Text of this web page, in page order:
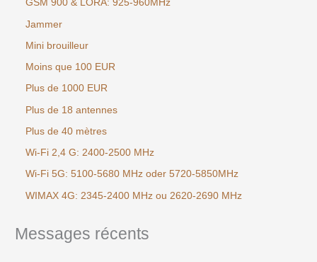
GSM 900 & LORA: 925-960MHz
Jammer
Mini brouilleur
Moins que 100 EUR
Plus de 1000 EUR
Plus de 18 antennes
Plus de 40 mètres
Wi-Fi 2,4 G: 2400-2500 MHz
Wi-Fi 5G: 5100-5680 MHz oder 5720-5850MHz
WIMAX 4G: 2345-2400 MHz ou 2620-2690 MHz
Messages récents